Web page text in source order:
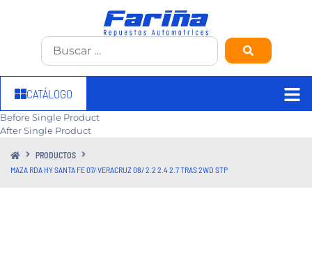
CATÁLOGO
Before Single Product
After Single Product
PRODUCTOS
MAZA RDA HY SANTA FE 07/ VERACRUZ 08/ 2.2 2.4 2.7 TRAS 2WD STP